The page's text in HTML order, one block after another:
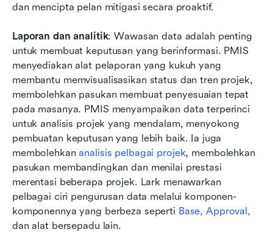
dan mencipta pelan mitigasi secara proaktif.
Laporan dan analitik: Wawasan data adalah penting
untuk membuat keputusan yang berinformasi. PMIS
menyediakan alat pelaporan yang kukuh yang
membantu memvisualisasikan status dan tren projek,
membolehkan pasukan membuat penyesuaian tepat
pada masanya. PMIS menyampaikan data terperinci
untuk analisis projek yang mendalam, menyokong
pembuatan keputusan yang lebih baik. Ia juga
membolehkan analisis pelbagai projek, membolehkan
pasukan membandingkan dan menilai prestasi
merentasi beberapa projek. Lark menawarkan
pelbagai ciri pengurusan data melalui komponen-
komponennya yang berbeza seperti Base, Approval,
dan alat bersepadu lain.